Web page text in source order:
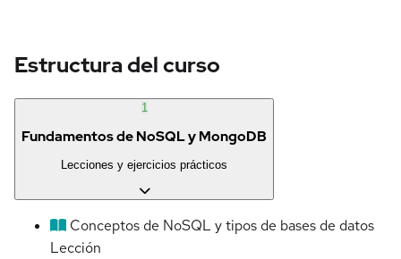
Estructura del curso
1
Fundamentos de NoSQL y MongoDB
Lecciones y ejercicios prácticos
Conceptos de NoSQL y tipos de bases de datos
Lección